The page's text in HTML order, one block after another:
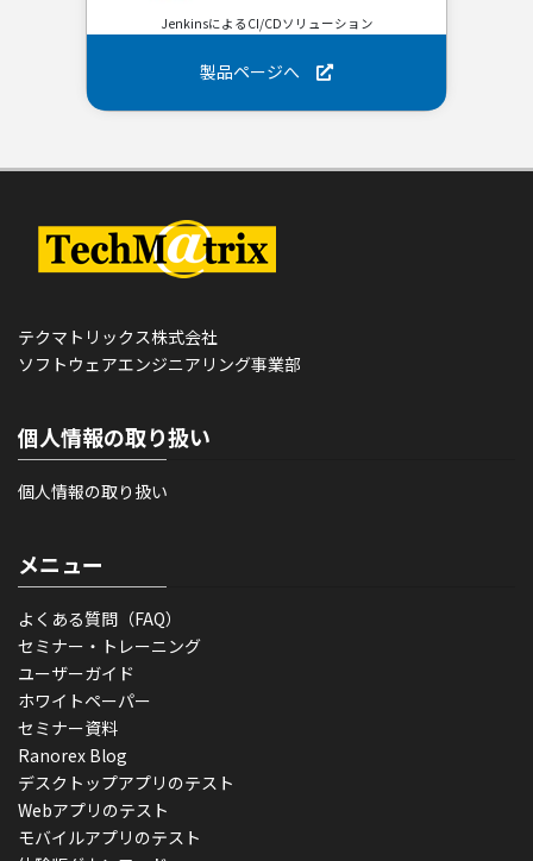
JenkinsによるCI/CDソリューション
製品ページへ
テクマトリックス株式会社
ソフトウェアエンジニアリング事業部
個人情報の取り扱い
個人情報の取り扱い
メニュー
よくある質問（FAQ）
セミナー・トレーニング
ユーザーガイド
ホワイトペーパー
セミナー資料
Ranorex Blog
デスクトップアプリのテスト
Webアプリのテスト
モバイルアプリのテスト